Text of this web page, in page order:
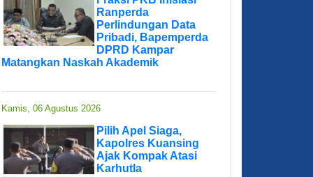
Ranperda
Perlindungan Data
Pribadi, Bapemperda
DPRD Kampar
Matangkan Naskah Akademik
Kamis, 06 Agustus 2026
Pilih Apel Siaga,
Kapolres Kuansing
Ajak Kompak Atasi
Karhutla